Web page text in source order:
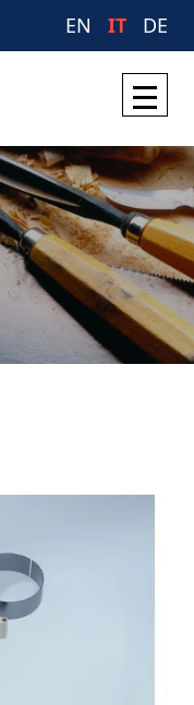
EN IT DE